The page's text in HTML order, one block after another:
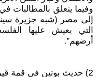
وفيما يتعلق بالمطالبات
إلى مصر (شبه جزيرة
التي يعيش عليها
أرضهم”.
2) حديث بوتين في قمة قيرغيزستان